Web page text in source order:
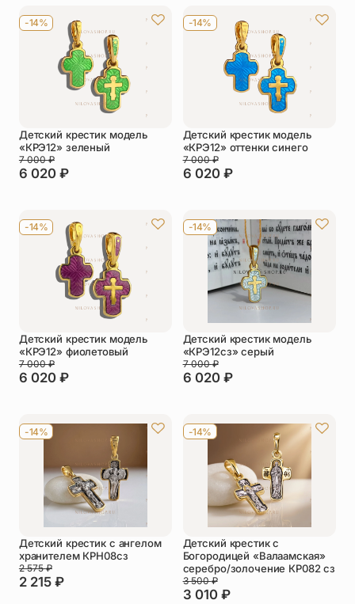
-14%
Детский крестик модель
«КРЭ12» зеленый
6 020 ₽
7 000₽
-14%
Детский крестик модель
«КРЭ12» оттенки синего
6 020 ₽
7 000₽
-14%
Детский крестик модель
«КРЭ12» фиолетовый
6 020 ₽
7 000₽
-14%
Детский крестик модель
«КРЭ12сз» серый
6 020 ₽
7 000₽
-14%
Детский крестик с ангелом
хранителем КРН08сз
2 215 ₽
2 575₽
-14%
Детский крестик с
Богородицей «Валаамская»
серебро/золочение КР082 сз
3 010 ₽
3 500₽